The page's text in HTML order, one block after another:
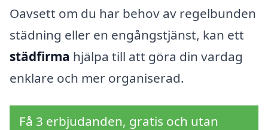
Oavsett om du har behov av regelbunden
städning eller en engångstjänst, kan ett
städfirma hjälpa till att göra din vardag
enklare och mer organiserad.
Få 3 erbjudanden, gratis och utan